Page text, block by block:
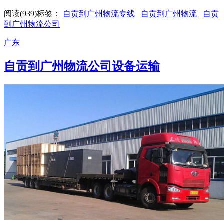
阅读(939)标签： 自贡到广州物流专线 自贡到广州物流
自贡
到广州物流公司
广东
自贡到广州物流公司设备运输